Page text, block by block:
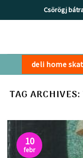
to
Csörögj
deli home
TAG ARCHIVES:
10
febr